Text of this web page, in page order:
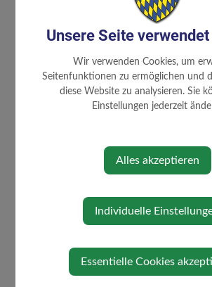
773
68 00
Josef
738
17 39
Soxberger
0664
709
Steinbichler
37 01
Strohmayr
07476
Unsere Seite
Wir verwenden Cookies, um
Seitenfunktionen zu ermöglichen und
diese Website zu analysieren. Sie
Einstellungen jederzeit
Alles akzeptieren
Individuelle
Essentielle Cookies